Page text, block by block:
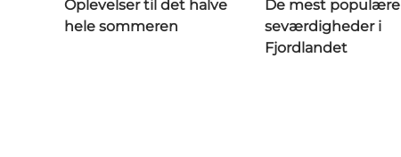
Oplevelser til det halve
hele sommeren
De mest populære
seværdigheder i
Fjordlandet